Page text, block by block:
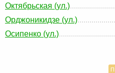
Октябрьская (ул.)
Орджоникидзе (ул.)
Осипенко (ул.)
П